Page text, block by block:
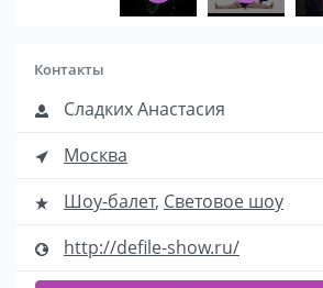
Контакты
Сладких Анастасия
Москва
Шоу-балет, Световое шоу
http://defile-show.ru/